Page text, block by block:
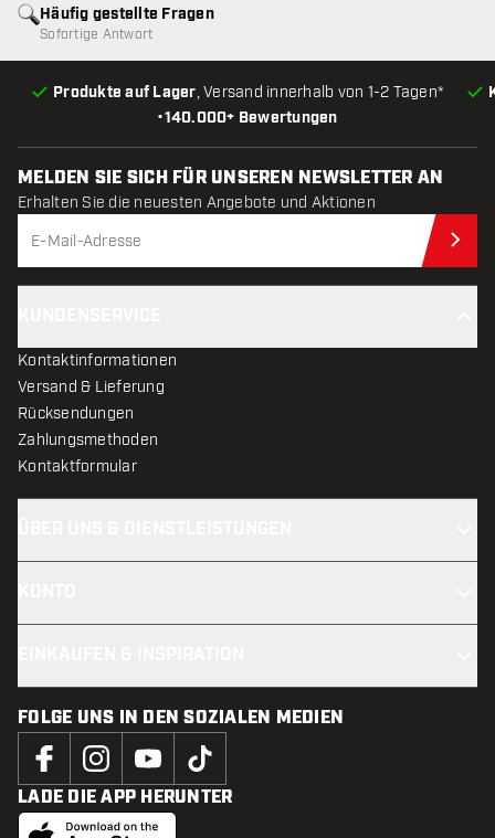
•140.000+ Bewertungen
Produkte auf Lager, Versand innerhalb von 1-2 Tagen*
Häufig gestellte Fragen
Sofortige Antwort
MELDEN SIE SICH FÜR UNSEREN NEWSLETTER AN
Erhalten Sie die neuesten Angebote und Aktionen
Kontaktinformationen
Versand & Lieferung
Rücksendungen
Zahlungsmethoden
Kontaktformular
FOLGE UNS IN DEN SOZIALEN MEDIEN
LADE DIE APP HERUNTER